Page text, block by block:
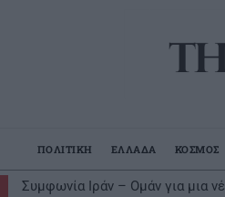
ΠΟΛΙΤΙΚΗ ΕΛΛΑΔΑ ΚΟΣΜΟΣ
Συμφωνία Ιράν – Ομάν για μια